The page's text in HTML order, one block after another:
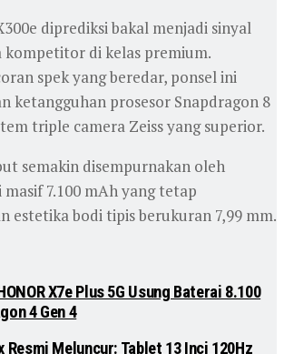
diprediksi bakal menjadi sinyal
kompetitor di kelas premium.
spek yang beredar, ponsel ini
ketangguhan prosesor Snapdragon 8
triple camera Zeiss yang superior.
semakin disempurnakan oleh
7.100 mAh yang tetap
estetika bodi tipis berukuran 7,99 mm.
X7e Plus 5G Usung Baterai 8.100
4 Gen 4
Resmi Meluncur: Tablet 13 Inci 120Hz